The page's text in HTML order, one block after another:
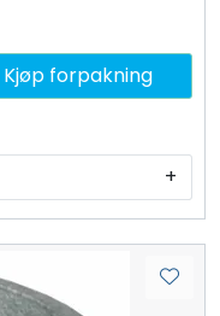
+
Kjøp forpakning